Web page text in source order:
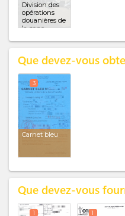
Division des
opérations
douanières de
la zone
Que devez-vous
Carnet bleu
3
Que devez-vous
1 1